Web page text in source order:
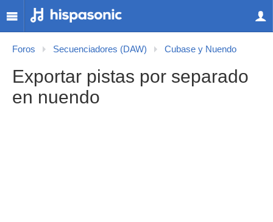
Foros Secuenciadores (DAW) Cubase y Nuendo
Exportar pistas por separado
en nuendo